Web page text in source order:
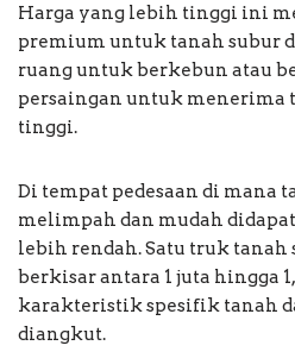
Harga yang lebih tinggi ini
premium untuk tanah subur
ruang untuk berkebun atau
persaingan untuk menerima
tinggi.
Di tempat pedesaan di mana
melimpah dan mudah
lebih rendah. Satu truk
berkisar antara 1 juta hingga
karakteristik spesifik tanah
diangkut.